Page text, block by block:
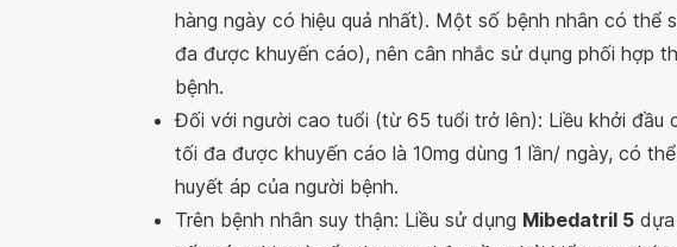
hàng ngày có hiệu quả nhất). Một số bệnh nhân có thể
đa được khuyến cáo), nên cân nhắc sử dụng phối hợp
bệnh.
Đối với người cao tuổi (từ 65 tuổi trở lên): Liều khởi đầu
tối đa được khuyến cáo là 10mg dùng 1 lần/ ngày, có
huyết áp của người bệnh.
Trên bệnh nhân suy thận: Liều sử dụng Mibedatril 5